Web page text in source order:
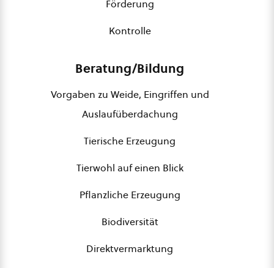
Förderung
Kontrolle
Beratung/Bildung
Vorgaben zu Weide, Eingriffen und
Auslaufüberdachung
Tierische Erzeugung
Tierwohl auf einen Blick
Pflanzliche Erzeugung
Biodiversität
Direktvermarktung